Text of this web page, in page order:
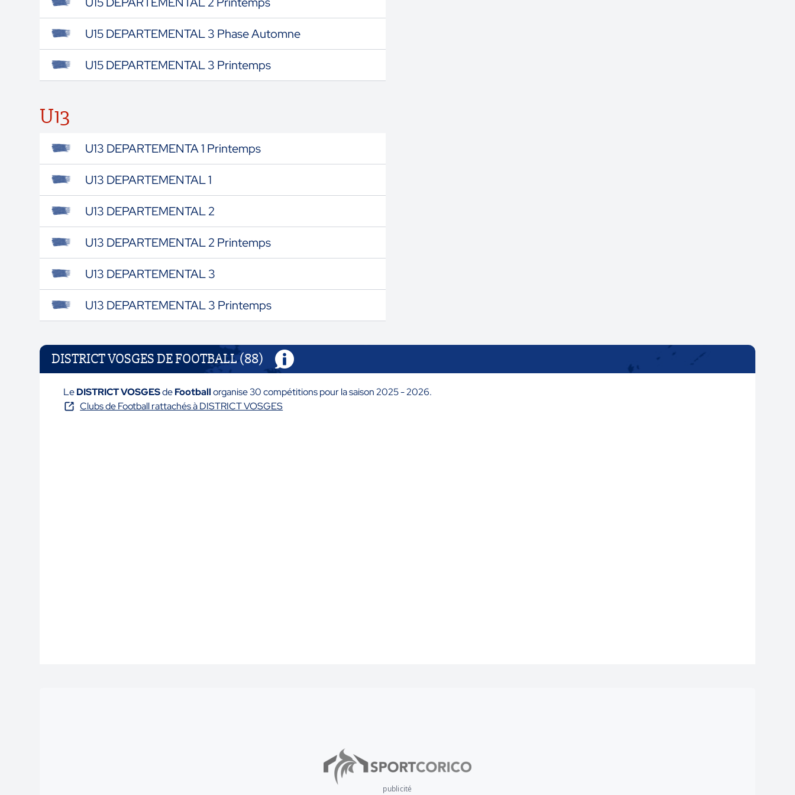
U15 DEPARTEMENTAL 3 Phase Automne
U15 DEPARTEMENTAL 3 Printemps
U13
U13 DEPARTEMENTA 1 Printemps
U13 DEPARTEMENTAL 1
U13 DEPARTEMENTAL 2
U13 DEPARTEMENTAL 2 Printemps
U13 DEPARTEMENTAL 3
U13 DEPARTEMENTAL 3 Printemps
DISTRICT VOSGES DE FOOTBALL (88)
LeDISTRICT VOSGESdeFootballorganise 30 compétitions pour la saison 2025 - 2026.
Clubs de Football rattachés à DISTRICT VOSGES
publicité